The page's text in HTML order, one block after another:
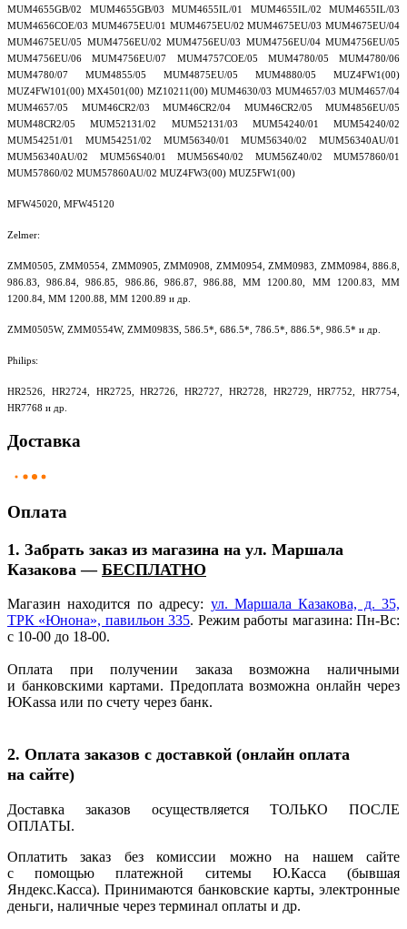
MUM4655GB/02 MUM4655GB/03 MUM4655IL/01 MUM4655IL/02 MUM4655IL/03
MUM4656COE/03 MUM4675EU/01 MUM4675EU/02 MUM4675EU/03 MUM4675EU/04
MUM4675EU/05 MUM4756EU/02 MUM4756EU/03 MUM4756EU/04 MUM4756EU/05
MUM4756EU/06 MUM4756EU/07 MUM4757COE/05 MUM4780/05 MUM4780/06
MUM4780/07 MUM4855/05 MUM4875EU/05 MUM4880/05 MUZ4FW1(00)
MUZ4FW101(00) MX4501(00) MZ10211(00) MUM4630/03 MUM4657/03 MUM4657/04
MUM4657/05 MUM46CR2/03 MUM46CR2/04 MUM46CR2/05 MUM4856EU/05
MUM48CR2/05 MUM52131/02 MUM52131/03 MUM54240/01 MUM54240/02
MUM54251/01 MUM54251/02 MUM56340/01 MUM56340/02 MUM56340AU/01
MUM56340AU/02 MUM56S40/01 MUM56S40/02 MUM56Z40/02 MUM57860/01
MUM57860/02 MUM57860AU/02 MUZ4FW3(00) MUZ5FW1(00)
MFW45020, MFW45120
Zelmer:
ZMM0505, ZMM0554, ZMM0905, ZMM0908, ZMM0954, ZMM0983, ZMM0984, 886.8,
986.83, 986.84, 986.85, 986.86, 986.87, 986.88, MM 1200.80, MM 1200.83, MM
1200.84, MM 1200.88, MM 1200.89 и др.
ZMM0505W, ZMM0554W, ZMM0983S, 586.5*, 686.5*, 786.5*, 886.5*, 986.5* и др.
Philips:
HR2526, HR2724, HR2725, HR2726, HR2727, HR2728, HR2729, HR7752, HR7754,
HR7768 и др.
Доставка
Оплата
1. Забрать заказ из магазина на ул. Маршала
Казакова — БЕСПЛАТНО
Магазин находится по адресу: ул. Маршала Казакова, д. 35,
ТРК «Юнона», павильон 335. Режим работы магазина: Пн-Вс:
с 10-00 до 18-00.
Оплата при получении заказа возможна наличными
и банковскими картами. Предоплата возможна онлайн через
ЮKassa или по счету через банк.
2. Оплата заказов с доставкой (онлайн оплата
на сайте)
Доставка заказов осуществляется ТОЛЬКО ПОСЛЕ
ОПЛАТЫ.
Оплатить заказ без комиссии можно на нашем сайте
с помощью платежной ситемы Ю.Касса
(бывшая
Яндекс.Касса). Принимаются банковские карты, электронные
деньги, наличные через терминал оплаты и др.